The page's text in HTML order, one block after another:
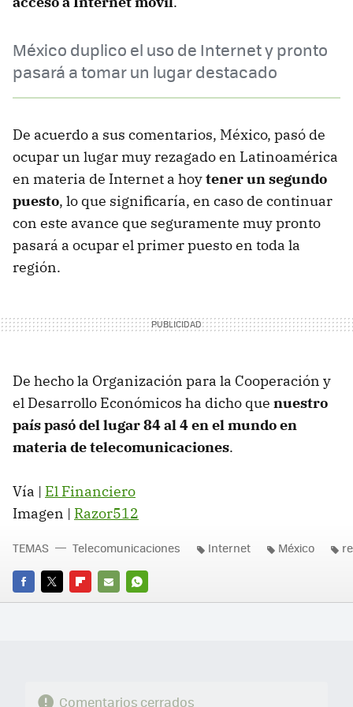
México duplico el uso de Internet y pronto
pasará a tomar un lugar destacado
De acuerdo a sus comentarios, México, pasó de
ocupar un lugar muy rezagado en Latinoamérica
en materia de Internet a hoytener un segundo
puesto, lo que significaría, en caso de continuar
con este avance que seguramente muy pronto
pasará a ocupar el primer puesto en toda la
región.
De hecho la Organización para la Cooperación y
el Desarrollo Económicos ha dicho que nuestro
país pasó del lugar 84 al 4 en el mundo en
materia de telecomunicaciones.
Vía | El Financiero
Imagen | Razor512
FACEBOOK
TWITTERFLIPBOARD
E-
WHATSAPP
TEMAS Telecomunicaciones Internet México
Comentarios cerrados